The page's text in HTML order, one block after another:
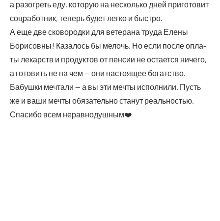
а разо­греть еду, кото­рую на несколь­ко дней при­го­то­вит
соц­ра­бот­ник, теперь будет лег­ко и быстро.
А еще две ско­во­род­ки для вете­ра­на тру­да Еле­ны
Бори­сов­ны! Каза­лось бы мелочь. Но если после опла­
ты лекарств и про­дук­тов от пен­сии не оста­ет­ся ниче­го,
а гото­вить не на чем — они насто­я­щее богатство.
Бабуш­ки меч­та­ли — а вы эти меч­ты испол­ни­ли. Пусть
же и ваши меч­ты обя­за­тель­но ста­нут реальностью.
Спа­си­бо всем нерав­но­душ­ным❤️